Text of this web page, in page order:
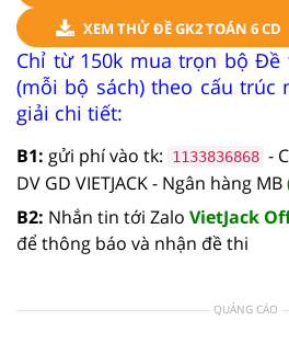
XEM THỬ ĐỀ GK2 TOÁN 6 CD
Chỉ từ 150k mua trọn bộ Đề
(mỗi bộ sách) theo cấu trúc
giải chi tiết:
B1: gửi phí vào tk: 1133836868 -
DV GD VIETJACK - Ngân hàng MB
B2: Nhắn tin tới Zalo VietJack
để thông báo và nhận đề thi
QUẢNG CÁO